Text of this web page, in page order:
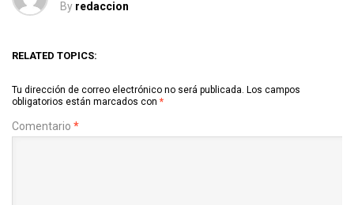
By redaccion
RELATED TOPICS:
Tu dirección de correo electrónico no será publicada. Los campos
obligatorios están marcados con *
Comentario *